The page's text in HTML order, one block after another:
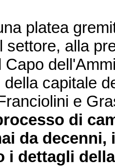
platea
settore, alla
Capo
capitale
e
di
da
i dettagli